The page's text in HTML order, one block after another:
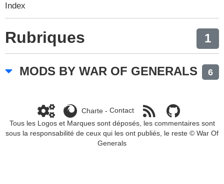
Index
Rubriques 1
MODS BY WAR OF GENERALS 6
Charte- Contact
Tous les Logos et Marques sont déposés, les commentaires sont
sous la responsabilité de ceux qui les ont publiés, le reste © War Of
Generals